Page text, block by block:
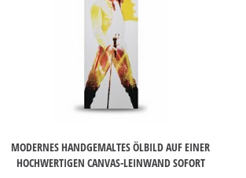
MODERNES HANDGEMALTES ÖLBILD AUF EINER
HOCHWERTIGEN CANVAS-LEINWAND SOFORT